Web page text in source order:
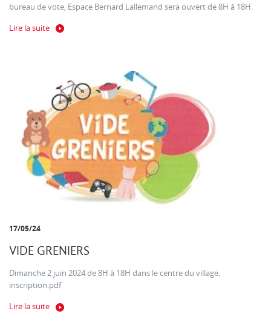
bureau de vote, Espace Bernard Lallemand sera ouvert de 8H à 18H.
Lire la suite
17/05/24
VIDE GRENIERS
Dimanche 2 juin 2024 de 8H à 18H dans le centre du village.
inscription.pdf
Lire la suite